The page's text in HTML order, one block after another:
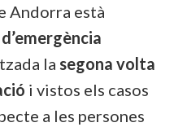
Andorra està
la segona volta
i vistos els casos
a les persones